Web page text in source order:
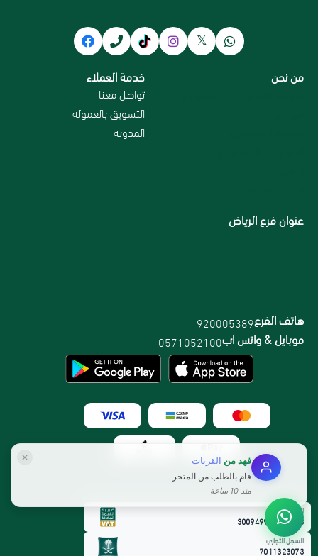
من نحن خدمة العملاء
تواصل معنا
التسويق بالعمولة
المدونة
عنوان فرع الرياض
هاتف الفرع920005389
موبايل & واتس اب0571052100
الرقم الضريبي:
300949912800003
السجل التجاري
7011323073
فهدمن القريات
قام بالطلب من المتجر
منذ 10 ساعة